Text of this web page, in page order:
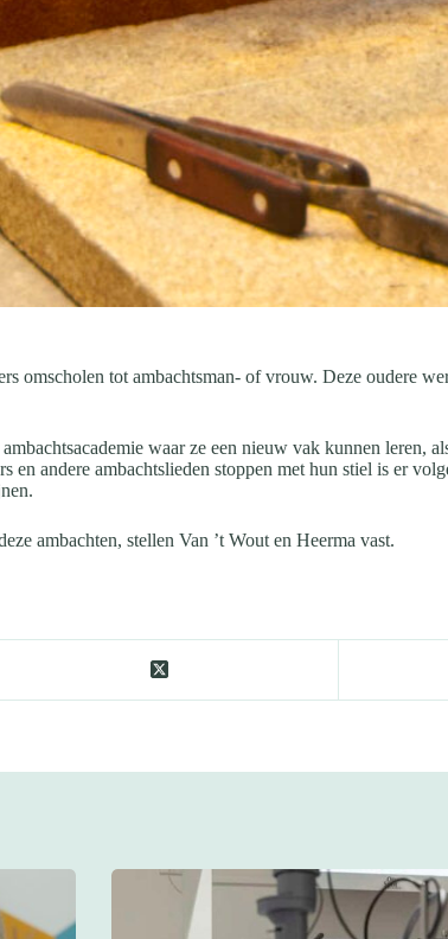
tot ambachtsman- of vrouw. Deze oudere
waar ze een nieuw vak kunnen
en andere ambachtslieden stoppen met hun stiel is er
ambachten, stellen Van ’t Wout en Heerma vast.